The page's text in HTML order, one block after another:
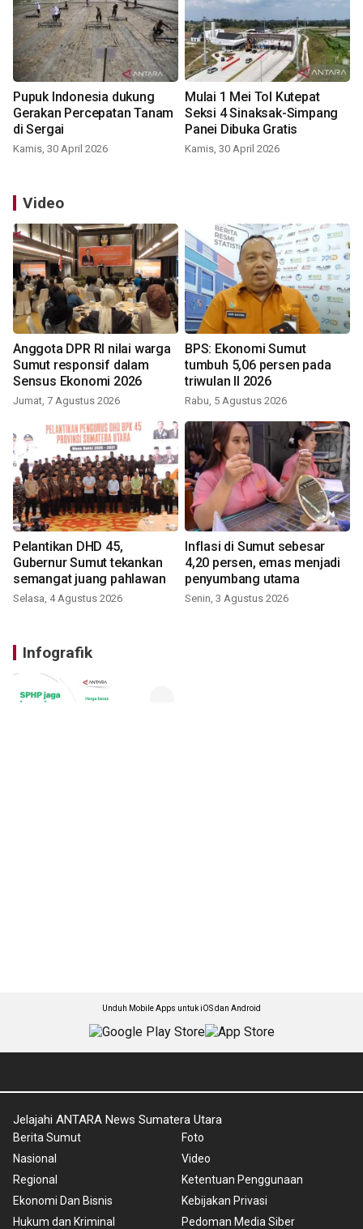
Pupuk Indonesia dukung
Gerakan Percepatan Tanam
di Sergai
Kamis, 30 April 2026
Mulai 1 Mei Tol Kutepat
Seksi 4 Sinaksak-Simpang
Panei Dibuka Gratis
Kamis, 30 April 2026
Video
Anggota DPR RI nilai warga
Sumut responsif dalam
Sensus Ekonomi 2026
Jumat, 7 Agustus 2026
BPS: Ekonomi Sumut
tumbuh 5,06 persen pada
triwulan II 2026
Rabu, 5 Agustus 2026
Pelantikan DHD 45,
Gubernur Sumut tekankan
semangat juang pahlawan
Selasa, 4 Agustus 2026
Inflasi di Sumut sebesar
4,20 persen, emas menjadi
penyumbang utama
Senin, 3 Agustus 2026
Infografik
Unduh Mobile Apps untuk iOS dan Android
Jelajahi ANTARA News Sumatera Utara
Berita Sumut
Nasional
Regional
Ekonomi Dan Bisnis
Hukum dan Kriminal
Foto
Video
Ketentuan Penggunaan
Kebijakan Privasi
Pedoman Media Siber